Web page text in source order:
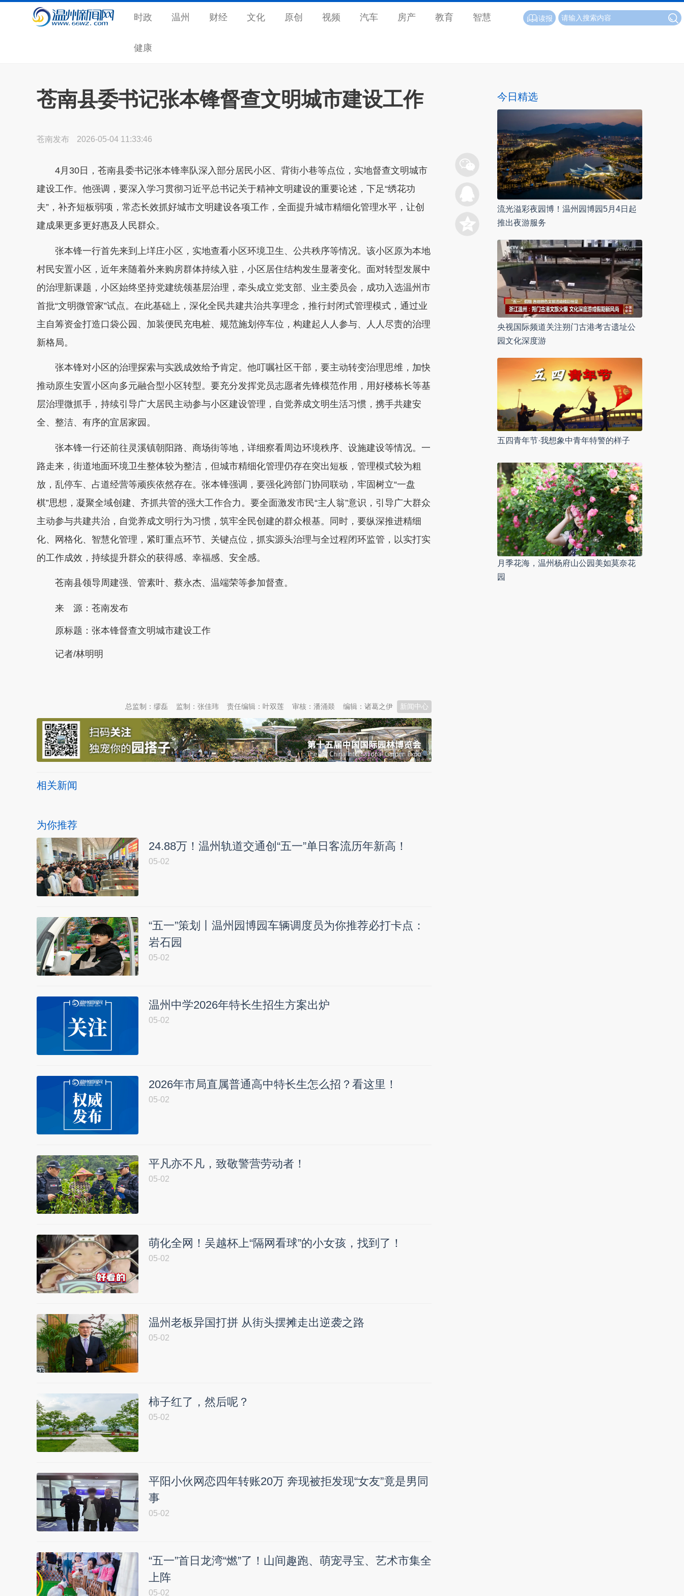
时政 温州 财经 文化 原创 视频 汽车 房产 教育 智慧
健康
读报
苍南县委书记张本锋督查文明城市建设工作
苍南发布 2026-05-04 11:33:46
4月30日，苍南县委书记张本锋率队深入部分居民小区、背街小巷等点位，实地督查文明城市
建设工作。他强调，要深入学习贯彻习近平总书记关于精神文明建设的重要论述，下足“绣花功
夫”，补齐短板弱项，常态长效抓好城市文明建设各项工作，全面提升城市精细化管理水平，让创
建成果更多更好惠及人民群众。
张本锋一行首先来到上垟庄小区，实地查看小区环境卫生、公共秩序等情况。该小区原为本地
村民安置小区，近年来随着外来购房群体持续入驻，小区居住结构发生显著变化。面对转型发展中
的治理新课题，小区始终坚持党建统领基层治理，牵头成立党支部、业主委员会，成功入选温州市
首批“文明微管家”试点。在此基础上，深化全民共建共治共享理念，推行封闭式管理模式，通过业
主自筹资金打造口袋公园、加装便民充电桩、规范施划停车位，构建起人人参与、人人尽责的治理
新格局。
张本锋对小区的治理探索与实践成效给予肯定。他叮嘱社区干部，要主动转变治理思维，加快
推动原生安置小区向多元融合型小区转型。要充分发挥党员志愿者先锋模范作用，用好楼栋长等基
层治理微抓手，持续引导广大居民主动参与小区建设管理，自觉养成文明生活习惯，携手共建安
全、整洁、有序的宜居家园。
张本锋一行还前往灵溪镇朝阳路、商场街等地，详细察看周边环境秩序、设施建设等情况。一
路走来，街道地面环境卫生整体较为整洁，但城市精细化管理仍存在突出短板，管理模式较为粗
放，乱停车、占道经营等顽疾依然存在。张本锋强调，要强化跨部门协同联动，牢固树立“一盘
棋”思想，凝聚全域创建、齐抓共管的强大工作合力。要全面激发市民“主人翁”意识，引导广大群众
主动参与共建共治，自觉养成文明行为习惯，筑牢全民创建的群众根基。同时，要纵深推进精细
化、网格化、智慧化管理，紧盯重点环节、关键点位，抓实源头治理与全过程闭环监管，以实打实
的工作成效，持续提升群众的获得感、幸福感、安全感。
苍南县领导周建强、管素叶、蔡永杰、温端荣等参加督查。
来 源：苍南发布
原标题： 张本锋督查文明城市建设工作
记者/林明明
新闻中心
编辑：诸葛之伊
审核：潘涌燚
责任编辑：叶双莲
监制：张佳玮
总监制：缪磊
相关新闻
为你推荐
24.88万！温州轨道交通创“五一”单日客流历年新高！
05-02
“五一”策划丨温州园博园车辆调度员为你推荐必打卡点：
岩石园
05-02
温州中学2026年特长生招生方案出炉
05-02
2026年市局直属普通高中特长生怎么招？看这里！
05-02
平凡亦不凡，致敬警营劳动者！
05-02
萌化全网！吴越杯上“隔网看球”的小女孩，找到了！
05-02
温州老板异国打拼 从街头摆摊走出逆袭之路
05-02
柿子红了，然后呢？
05-02
平阳小伙网恋四年转账20万 奔现被拒发现“女友”竟是男同
事
05-02
“五一”首日龙湾“燃”了！山间趣跑、萌宠寻宝、艺术市集全
上阵
05-02
今日精选
流光溢彩夜园博！温州园博园5月4日起
推出夜游服务
央视国际频道关注朔门古港考古遗址公
园文化深度游
五四青年节·我想象中青年特警的样子
月季花海，温州杨府山公园美如莫奈花
园